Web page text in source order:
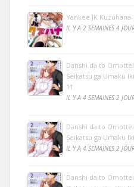
Yankee JK
IL Y A 2 SEMAINES 4
Danshi da to
Seikatsu ga Umaku
11
IL Y A 4 SEMAINES 2
Danshi da to
Seikatsu ga Umaku
IL Y A 4 SEMAINES 2
Danshi da to